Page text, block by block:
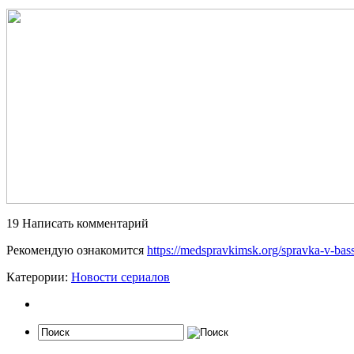
19 Написать комментарий
Рекомендую ознакомится https://medspravkimsk.org/spravka-v-
Катерории: Новости сериалов